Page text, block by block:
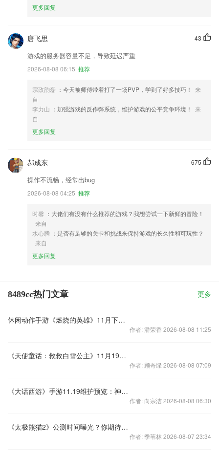
更多回复
43
唐飞思
游戏的服务器容量不足，导致延迟严重
2026-08-08 06:15 推荐
宗政韵磊 ：今天被师傅带着打了一场PVP，学到了好多技巧！
来
自
李力山 ：加强游戏的反作弊系统，维护游戏的公平竞争环境！
来
自
更多回复
675
郝成东
操作不流畅，经常出bug
2026-08-08 04:25 推荐
时馨 ：大佬们有没有什么推荐的游戏？我想尝试一下新鲜的冒险！
来自
水心腾 ：是否有足够的关卡和挑战来保持游戏的长久性和可玩性？
来自
更多回复
8489cc热门文章 更多
休闲动作手游《燃烧的英雄》11月下旬发布，用心打造新派玩法
作者: 潘荣香 2026-08-08 11:25
《天使童话：救救白雪公主》11月19日开服公告
作者: 顾奇绿 2026-08-08 07:09
《大话西游》手游11.19维护预览：神兵升级不再碎、师门帮派可自动啦！
作者: 向宗洁 2026-08-08 06:30
《太极熊猫2》公测时间曝光？你期待吗？
作者: 季苇林 2026-08-07 23:34